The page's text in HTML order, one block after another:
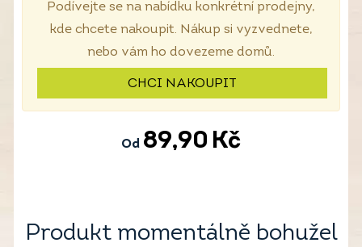
Podívejte se na nabídku konkrétní prodejny,
kde chcete nakoupit. Nákup si vyzvednete,
nebo vám ho dovezeme domů.
CHCI NAKOUPIT
Od 89,90 Kč
Produkt momentálně bohužel